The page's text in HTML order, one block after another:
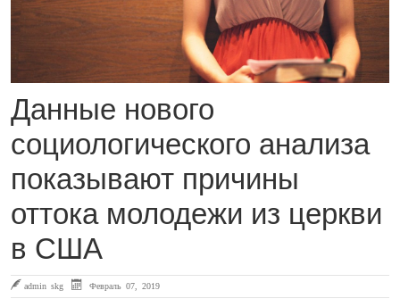
Данные нового
социологического анализа
показывают причины
оттока молодежи из церкви
в США
admin skg Февраль 07, 2019